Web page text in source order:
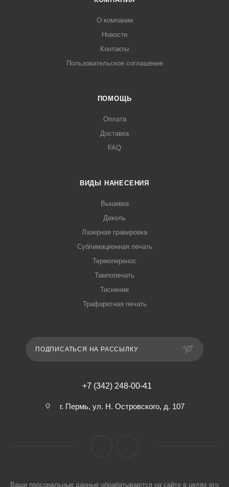
О компании
Новости
Контакты
Пользовательское соглашение
ПОМОЩЬ
Оплата
Доставка
FAQ
ВИДЫ НАНЕСЕНИЯ
Вышивка
Деколь
Лазерная гравировка
Сублимационная печать
Термоперенос
Тампопечать
Тиснение
Трафаретная печать
ПОДПИСАТЬСЯ НА РАССЫЛКУ
+7 (342) 248-00-41
г. Пермь, ул. Н. Островского, д. 107
Ваши персональные данные обрабатываются на сайте в целях его